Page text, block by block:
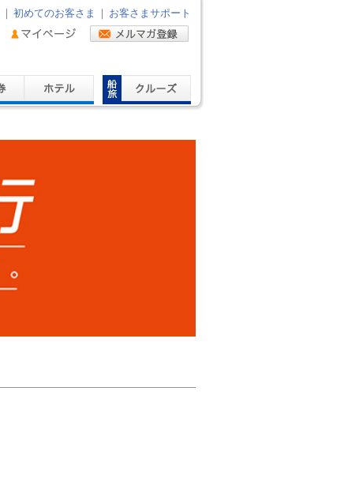
初めてのお客さま お客さまサポート